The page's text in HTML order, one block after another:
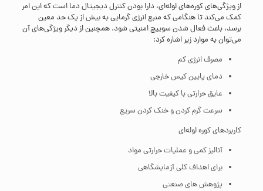
از ویژگی‌های کوره‌های لوله‌ای، دارا بودن کنترل دیجیتال دما است که این امر
کمک می‌کند تا هنگامی که منبع انرژی گرمایی به بیش از یک حد معین
برسد، باعث فعال شدن سوییچ امنیتی شود. همچنین از دیگر ویژگی‌های آن
می‌توان به موارد زیر اشاره کرد:
مصرف انرژی کم
دمای پایین کیس خارجی
عایق حرارتی با کیفیت بالا
سرعت گرم کردن و خنک کردن سریع
کاربردهای کوره لوله‌ای
آنالیز کمی و عملیات حرارتی مواد
برای اهداف کلی آزمایشگاهی
پژوهش های صنعتی